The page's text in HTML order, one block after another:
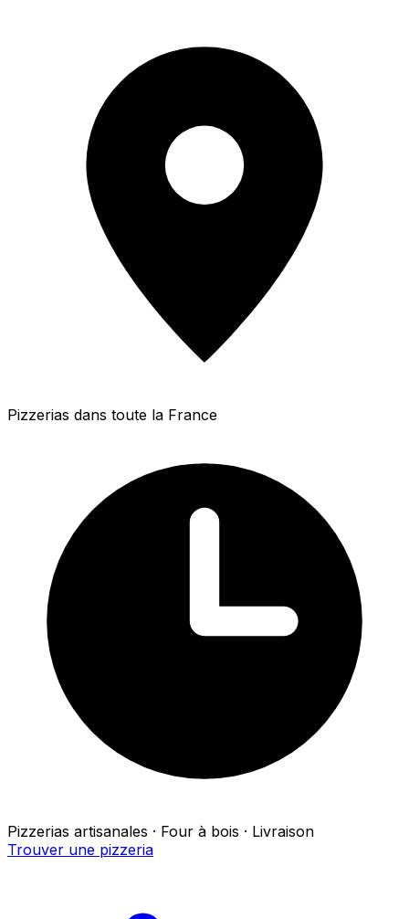
Pizzerias dans toute la France
Pizzerias artisanales · Four à bois · Livraison
Trouver une pizzeria